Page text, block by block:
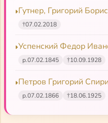
решением Синода
причислен к лику
котором как будто
молитвенников и
как духовник
Афин. Но это не
простотой; читая ее,
Гутнер, Григорий
†07.02.2018
Успенский Федор
р.07.02.1845 †10.09.1928
Петров Григорий
р.07.02.1866 †18.06.1925